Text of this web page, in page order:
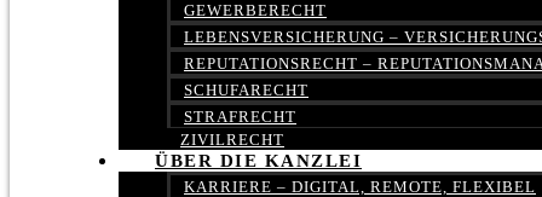
GEWERBERECHT
LEBENSVERSICHERUNG –
REPUTATIONSRECHT –
SCHUFARECHT
STRAFRECHT
ZIVILRECHT
ÜBER DIE KANZLEI
KARRIERE – DIGITAL, REMOTE, FLEXIBEL